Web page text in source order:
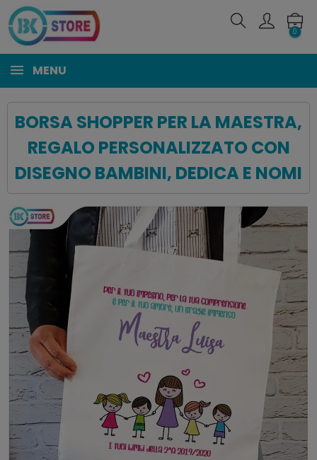
0
MENU
BORSA SHOPPER PER LA MAESTRA,
REGALO PERSONALIZZATO CON
DISEGNO BAMBINI, DEDICA E NOMI